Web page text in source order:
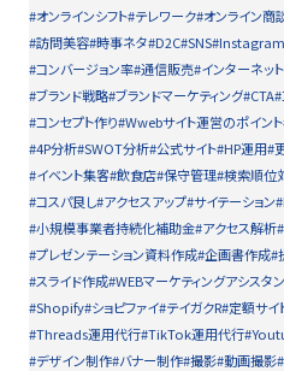
#オンラインシフト#テレワーク#オンライン商
#訪問美容#時事ネタ#D2C#SNS#Instagram
#コンバージョン率#通信販売#インターネッ
#ブランド戦略#ブランドマーケティング#CTA#
#コンセプト作り#Wwebサイト運営のポイント
#4P分析#SWOT分析#公式サイト#HP運用#
#イベント集客#飲食店#保守管理#検索順位
#コスパ良し#アクセスアップ#サイテーション
#小規模事業者持続化補助金#アクセス解析
#プレゼンテーション資料作成#企画書作成#
#スライド作成#WEBマーケティングアシスタ
#Shopify#ショピファイ#テイガクR#定額サイ
#Threads運用代行#TikTok運用代行
#デザイン制作#バナー制作#撮影#動画撮影